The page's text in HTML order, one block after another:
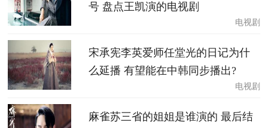
号 盘点王凯演的电视剧
电视剧
宋承宪李英爱师任堂光的日记为什
么延播 有望能在中韩同步播出?
电视剧
麻雀苏三省的姐姐是谁演的 最后结